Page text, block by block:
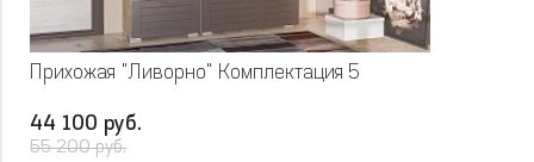
Прихожая "Ливорно" Комплектация 5
44 100 руб.
55 200 руб.